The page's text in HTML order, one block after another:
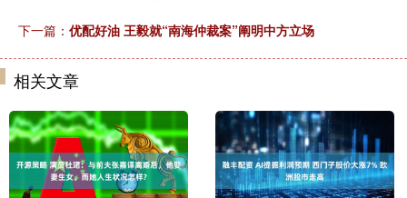
下一篇： 优配好油 王毅就“南海仲裁案”阐明中方立场
相关文章